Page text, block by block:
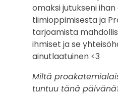
omaksi jutukseni
tiimioppimisesta ja
tarjoamista
ihmiset ja se
ainutlaatuinen <3
Miltä
tuntuu tänä